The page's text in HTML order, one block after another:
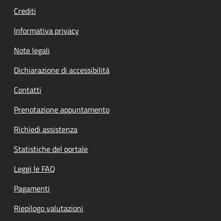
Crediti
Informativa privacy
Note legali
Dichiarazione di accessibilità
Contatti
Prenotazione appuntamento
Richiedi assistenza
Statistiche del portale
Leggi le FAQ
Pagamenti
Riepilogo valutazioni